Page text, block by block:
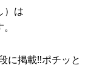
）は
に掲載‼︎ポチッと